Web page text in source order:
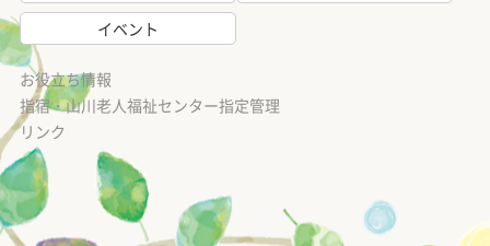
イベント
お役立ち情報
指宿・山川老人福祉センター指定管理
リンク